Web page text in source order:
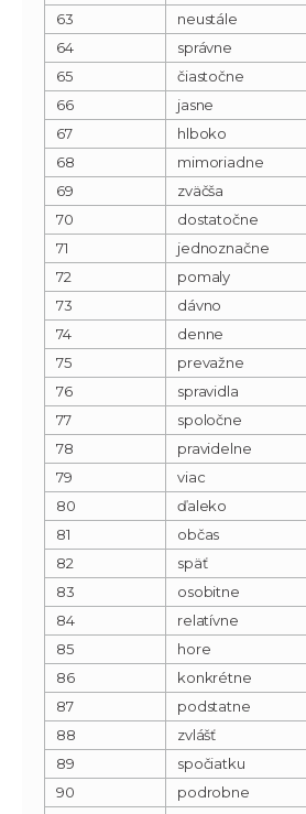
63
neustále
64
správne
65
čiastočne
66
jasne
67
hlboko
68
mimoriadne
69
zväčša
70
dostatočne
71
jednoznačne
72
pomaly
73
dávno
74
denne
75
prevažne
76
spravidla
77
spoločne
78
pravidelne
79
viac
80
ďaleko
81
občas
82
späť
83
osobitne
84
relatívne
85
hore
86
konkrétne
87
podstatne
88
zvlášť
89
spočiatku
90
podrobne